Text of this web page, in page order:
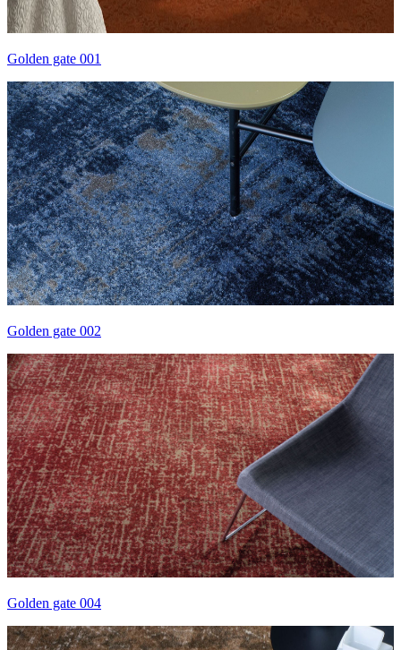
Golden gate 001
Golden gate 002
Golden gate 004